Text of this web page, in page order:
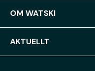
OM WATSKI
AKTUELLT